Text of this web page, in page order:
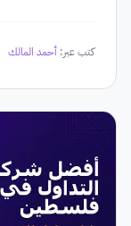
كتب عبر: أحمد المالك